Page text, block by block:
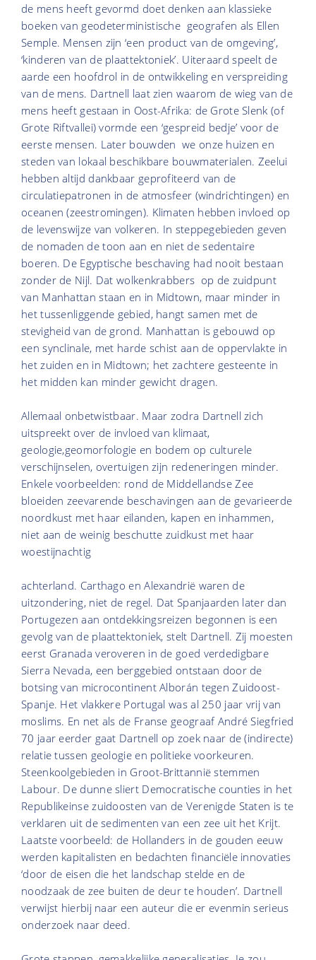
de mens heeft gevormd doet denken aan klassieke
boeken van geodeterministische geografen als Ellen
Semple. Mensen zijn ‘een product van de omgeving’,
‘kinderen van de plaattektoniek’. Uiteraard speelt de
aarde een hoofdrol in de ontwikkeling en verspreiding
van de mens. Dartnell laat zien waarom de wieg van de
mens heeft gestaan in Oost-Afrika: de Grote Slenk (of
Grote Riftvallei) vormde een ‘gespreid bedje’ voor de
eerste mensen. Later bouwden we onze huizen en
steden van lokaal beschikbare bouwmaterialen. Zeelui
hebben altijd dankbaar geprofiteerd van de
circulatiepatronen in de atmosfeer (windrichtingen) en
oceanen (zeestromingen). Klimaten hebben invloed op
de levenswijze van volkeren. In steppegebieden geven
de nomaden de toon aan en niet de sedentaire
boeren. De Egyptische beschaving had nooit bestaan
zonder de Nijl. Dat wolkenkrabbers op de zuidpunt
van Manhattan staan en in Midtown, maar minder in
het tussenliggende gebied, hangt samen met de
stevigheid van de grond. Manhattan is gebouwd op
een synclinale, met harde schist aan de oppervlakte in
het zuiden en in Midtown; het zachtere gesteente in
het midden kan minder gewicht dragen.
Allemaal onbetwistbaar. Maar zodra Dartnell zich
uitspreekt over de invloed van klimaat,
geologie,geomorfologie en bodem op culturele
verschijnselen, overtuigen zijn redeneringen minder.
Enkele voorbeelden: rond de Middellandse Zee
bloeiden zeevarende beschavingen aan de gevarieerde
noordkust met haar eilanden, kapen en inhammen,
niet aan de weinig beschutte zuidkust met haar
woestijnachtig
achterland. Carthago en Alexandrië waren de
uitzondering, niet de regel. Dat Spanjaarden later dan
Portugezen aan ontdekkingsreizen begonnen is een
gevolg van de plaattektoniek, stelt Dartnell. Zij moesten
eerst Granada veroveren in de goed verdedigbare
Sierra Nevada, een berggebied ontstaan door de
botsing van microcontinent Alborán tegen Zuidoost-
Spanje. Het vlakkere Portugal was al 250 jaar vrij van
moslims. En net als de Franse geograaf André Siegfried
70 jaar eerder gaat Dartnell op zoek naar de (indirecte)
relatie tussen geologie en politieke voorkeuren.
Steenkoolgebieden in Groot-Brittannië stemmen
Labour. De dunne sliert Democratische counties in het
Republikeinse zuidoosten van de Verenigde Staten is te
verklaren uit de sedimenten van een zee uit het Krijt.
Laatste voorbeeld: de Hollanders in de gouden eeuw
werden kapitalisten en bedachten financiële innovaties
‘door de eisen die het landschap stelde en de
noodzaak de zee buiten de deur te houden’. Dartnell
verwijst hierbij naar een auteur die er evenmin serieus
onderzoek naar deed.